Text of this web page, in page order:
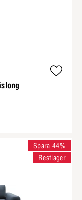
Spara 44%
Restlager